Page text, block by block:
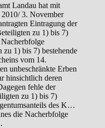
Landau hat mit
3. November
Eintragung der
zu 1) bis 7)
zu 1) bis 7) bestehende
vom 14.
unbeschränkte Erben
hinsichtlich deren
fehle der
zu 1) bis 7)
des K…
die Nacherbfolge